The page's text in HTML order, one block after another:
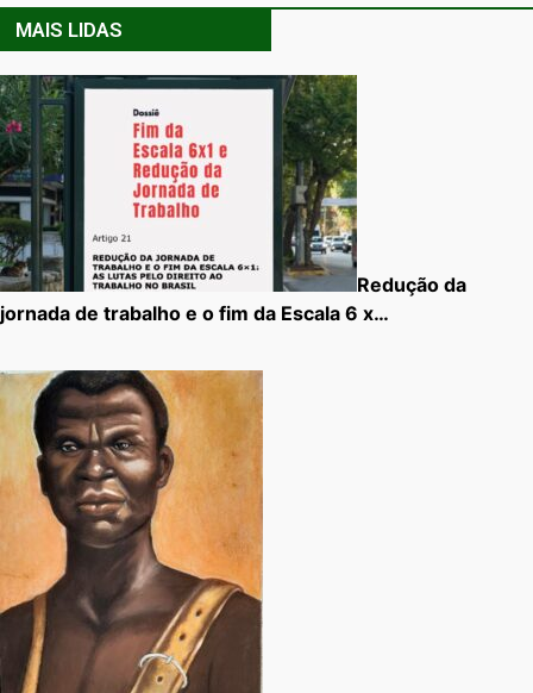
MAIS LIDAS
Redução da
jornada de trabalho e o fim da Escala 6 x…